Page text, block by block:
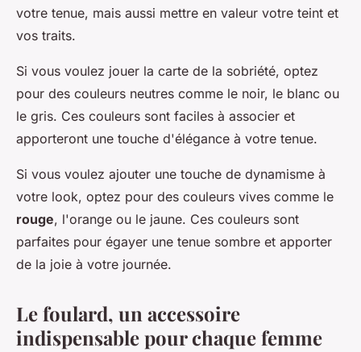
votre tenue, mais aussi mettre en valeur votre teint et
vos traits.
Si vous voulez jouer la carte de la sobriété, optez
pour des couleurs neutres comme le noir, le blanc ou
le gris. Ces couleurs sont faciles à associer et
apporteront une touche d'élégance à votre tenue.
Si vous voulez ajouter une touche de dynamisme à
votre look, optez pour des couleurs vives comme le
rouge, l'orange ou le jaune. Ces couleurs sont
parfaites pour égayer une tenue sombre et apporter
de la joie à votre journée.
Le foulard, un accessoire
indispensable pour chaque femme